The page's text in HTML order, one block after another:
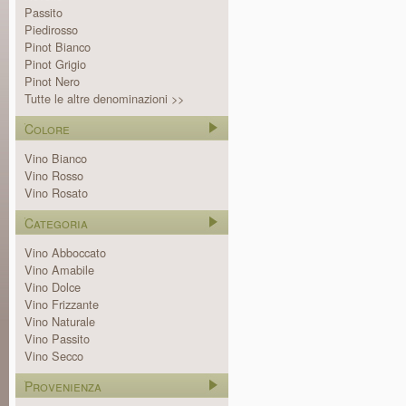
Passito
Piedirosso
Pinot Bianco
Pinot Grigio
Pinot Nero
Tutte le altre denominazioni >>
Colore
Vino Bianco
Vino Rosso
Vino Rosato
Categoria
Vino Abboccato
Vino Amabile
Vino Dolce
Vino Frizzante
Vino Naturale
Vino Passito
Vino Secco
Provenienza